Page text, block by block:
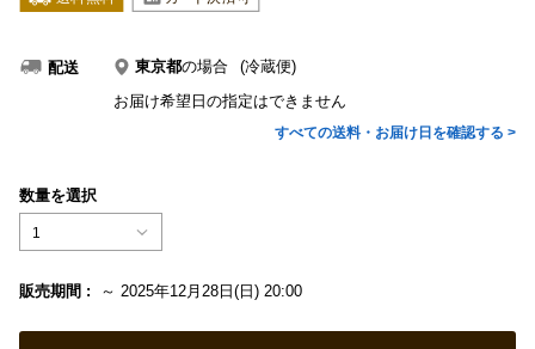
配送 東京都の場合
(冷蔵便)
お届け希望日の指定はできません
すべての送料・お届け日を確認する >
数量を選択
1
販売期間 : ～ 2025年12月28日(日) 20:00